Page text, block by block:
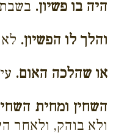
היה בו פשיון.
והלך לו הפשיון.
או שהלכה האום.
השחין ומחית
ולא בוהק, ולאחר